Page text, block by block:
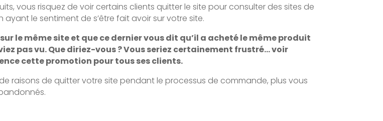
vous risquez de voir certains clients quitter le site pour consulter des sites de
le sentiment de s’être fait avoir sur votre site.
le même site et que ce dernier vous dit qu’il a acheté le même produit
pas vu. Que diriez-vous ? Vous seriez certainement frustré… voir
cette promotion pour tous ses clients.
raisons de quitter votre site pendant le processus de commande, plus vous